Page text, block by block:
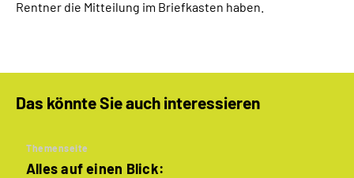
Rentner die Mitteilung im Briefkasten haben.
Das könnte Sie auch interessieren
Themenseite
Alles auf einen Blick: